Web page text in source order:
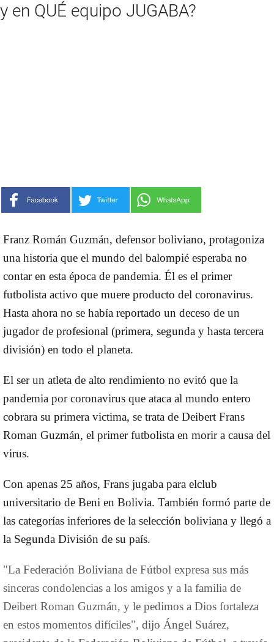
y en QUÉ equipo JUGABA?
Franz Román Guzmán, defensor boliviano, protagoniza
una historia que el mundo del balompié esperaba no
contar en esta época de pandemia. Él es el primer
futbolista activo que muere producto del coronavirus.
Hasta ahora no se había reportado un deceso de un
jugador de profesional (primera, segunda y hasta tercera
división) en todo el planeta.
El ser un atleta de alto rendimiento no evitó que la
pandemia porcoronavirus que ataca al mundo entero
cobrara su primera victima, se trata de Deibert Frans
Roman Guzmán, el primer futbolista en morir a causa del
virus.
Con apenas 25 años, Frans jugaba para elclub
universitario de Beni en Bolivia. También formó parte de
las categorías inferiores de la selección boliviana y llegó a
la Segunda División de su país.
"La Federación Boliviana de Fútbol expresa sus más
sinceras condolencias a los amigos y a la familia de
Deibert Roman Guzmán, y le pedimos a Dios fortaleza
en estos momentos difíciles", dijo Ángel Suárez,